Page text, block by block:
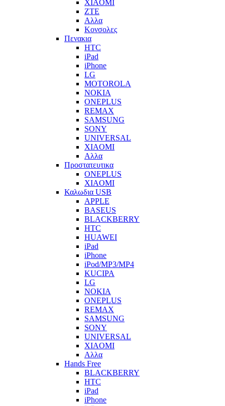
XIAOMI
ZTE
Αλλα
Κονσολες
Πενακια
HTC
iPad
iPhone
LG
MOTOROLA
NOKIA
ONEPLUS
REMAX
SAMSUNG
SONY
UNIVERSAL
XIAOMI
Αλλα
Προστατευτικα
ONEPLUS
XIAOMI
Καλωδια USB
APPLE
BASEUS
BLACKBERRY
HTC
HUAWEI
iPad
iPhone
iPod/MP3/MP4
KUCIPA
LG
NOKIA
ONEPLUS
REMAX
SAMSUNG
SONY
UNIVERSAL
XIAOMI
Αλλα
Hands Free
BLACKBERRY
HTC
iPad
iPhone